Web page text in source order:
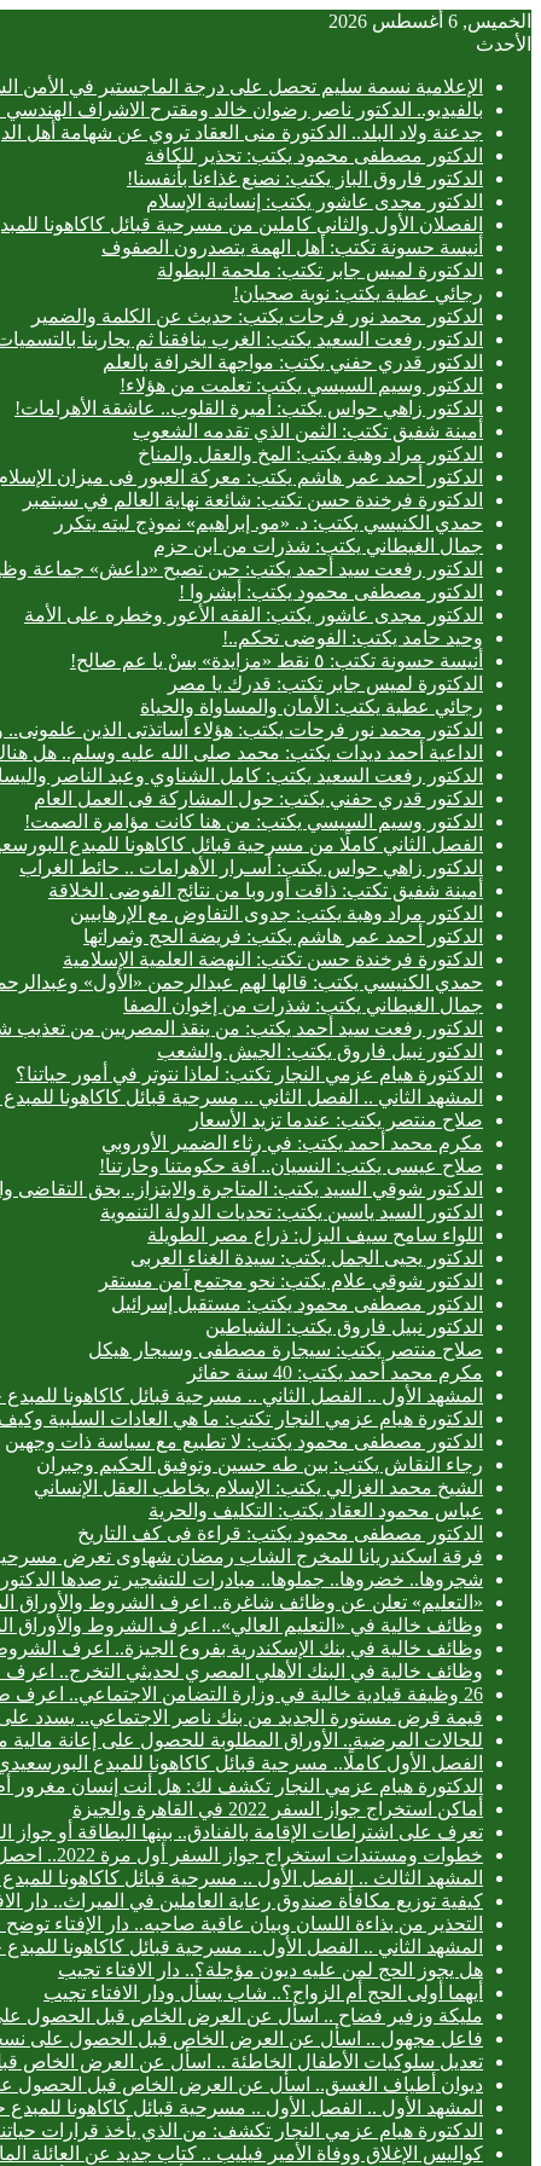
الخميس, 6 أغسطس 2026
الأحدث
الإعلامية نسمة سليم تحصل على درجة الماجستير في الأمن
بالفيديو.. ‎الدكتور ناصر رضوان خالد ومقترح الاشراف الهندسي الفعلي على المباني
جدعنة ولاد البلد.. الدكتورة منى العقاد تروي عن شهامة أهل
الدكتور مصطفى محمود يكتب: تحذير للكافة
الدكتور فاروق الباز يكتب: نصنع غذاءنا بأنفسنا!
الدكتور مجدى عاشور يكتب: إنسانية الإسلام
الفصلان الأول والثاني كاملين من مسرحية قبائل كاكاهونا
أنيسة حسونة تكتب: أهل الهمة يتصدرون الصفوف
الدكتورة لميس جابر تكتب: ملحمة البطولة
رجائي عطية يكتب: نوبة صحيان!
الدكتور محمد نور فرحات يكتب: حديث عن الكلمة والضمير
الدكتور رفعت السعيد يكتب: الغرب ينافقنا ثم يحاربنا
الدكتور قدري حفني يكتب: مواجهة الخرافة بالعلم
الدكتور وسيم السيسي يكتب: تعلمت من هؤلاء!
الدكتور زاهي حواس يكتب: أميرة القلوب.. عاشقة الأهرامات!
أمينة شفيق تكتب: الثمن الذي تقدمه الشعوب
الدكتور مراد وهبة يكتب: المخ والعقل والمناخ
الدكتور أحمد عمر هاشم يكتب: معركة العبور فى ميزان
الدكتورة فرخندة حسن تكتب: شائعة نهاية العالم في سبتمبر
حمدي الكنيسي يكتب: د. «مو. إبراهيم» نموذج ليته يتكرر
جمال الغيطاني يكتب: شذرات من ابن حزم
الدكتور رفعت سيد أحمد يكتب: حين تصبح «داعش» جماعة
الدكتور مصطفى محمود يكتب: أبشروا !
الدكتور مجدى عاشور يكتب: الفقه الأعور وخطره على الأمة
وحيد حامد يكتب: الفوضى تحكم..!
أنيسة حسونة تكتب: ٥ نقط «مزايدة» بسْ يا عم صالح!
الدكتورة لميس جابر تكتب: قدرك يا مصر
رجائي عطية يكتب: الأمان والمساواة والحياة
الدكتور محمد نور فرحات يكتب: هؤلاء أساتذتى الذين علمونى..
الداعية أحمد ديدات يكتب: محمد صلى الله عليه وسلم.. هل
الدكتور رفعت السعيد يكتب: كامل الشناوي وعبد الناصر
الدكتور قدري حفني يكتب: حول المشاركة فى العمل العام
الدكتور وسيم السيسي يكتب: من هنا كانت مؤامرة الصمت!
الفصل الثاني كاملًا من مسرحية قبائل كاكاهونا للمبدع
الدكتور زاهي حواس يكتب: أسـرار الأهرامات .. حائط الغراب
أمينة شفيق تكتب: ذاقت أوروبا من نتائج الفوضى الخلاقة
الدكتور مراد وهبة يكتب: جدوى التفاوض مع الإرهابيين
الدكتور أحمد عمر هاشم يكتب: فريضة الحج وثمراتها
الدكتورة فرخندة حسن تكتب: النهضة العلمية الإسلامية
حمدي الكنيسي يكتب: قالها لهم عبدالرحمن «الأول»
جمال الغيطاني يكتب: شذرات من إخوان الصفا
الدكتور رفعت سيد أحمد يكتب: من ينقذ المصريين من تعذيب
الدكتور نبيل فاروق يكتب: الجيش والشعب
الدكتورة هيام عزمي النجار تكتب: لماذا نتوتر في أمور حياتنا؟
المشهد الثاني .. الفصل الثاني .. مسرحية قبائل كاكاهونا
صلاح منتصر يكتب: عندما تزيد الأسعار
مكرم محمد أحمد يكتب: في رثاء الضمير الأوروبي
صلاح عيسى يكتب: النسيان.. آفة حكومتنا وحارتنا!
الدكتور شوقي السيد يكتب: المتاجرة والابتزاز.. بحق التقاضى
الدكتور السيد ياسين يكتب: تحديات الدولة التنموية
اللواء سامح سيف اليزل: ذراع مصر الطويلة
الدكتور يحيى الجمل يكتب: سيدة الغناء العربى
الدكتور شوقي علام يكتب: نحو مجتمع آمن مستقر
الدكتور مصطفى محمود يكتب: مستقبل إسرائيل
الدكتور نبيل فاروق يكتب: الشياطين
صلاح منتصر يكتب: سيجارة مصطفى وسيجار هيكل
مكرم محمد أحمد يكتب: 40 سنة حفائر
المشهد الأول .. الفصل الثاني .. مسرحية قبائل كاكاهونا
الدكتورة هيام عزمي النجار تكتب: ما هي العادات السلبية
الدكتور مصطفى محمود يكتب: لا تطبيع مع سياسة ذات وجهين
رجاء النقاش يكتب: بين طه حسين وتوفيق الحكيم وجبران
الشيخ محمد الغزالي يكتب: الإسلام يخاطب العقل الإنساني
عباس محمود العقاد يكتب: التكليف والحرية
الدكتور مصطفى محمود يكتب: قراءة فى كف التاريخ
فرقة اسكندريانا للمخرج الشاب رمضان شهاوى تعرض
شجروها.. خضروها.. جملوها.. مبادرات للتشجير ترصدها
«التعليم» تعلن عن وظائف شاغرة.. اعرف الشروط والأوراق
وظائف خالية في «التعليم العالي».. اعرف الشروط والأوراق
وظائف خالية في بنك الإسكندرية بفروع الجيزة.. اعرف
وظائف خالية في البنك الأهلي المصري لحديثي التخرج..
26 وظيفة قيادية خالية في وزارة التضامن الاجتماعي.. اعرف طريقة التقديم
قيمة قرض مستورة الجديد من بنك ناصر الاجتماعي.. يسدد على 3
للحالات المرضية.. الأوراق المطلوبة للحصول على إعانة مالية
الفصل الأول كاملًا.. مسرحية قبائل كاكاهونا للمبدع
الدكتورة هيام عزمي النجار تكشف لك: هل أنت إنسان مغرور
أماكن استخراج جواز السفر 2022 في القاهرة والجيزة
تعرف على اشتراطات الإقامة بالفنادق.. بينها البطاقة أو جواز
خطوات ومستندات استخراج جواز السفر أول مرة 2022.. احصل عليه خلال 24 ساعة
المشهد الثالث .. الفصل الأول .. مسرحية قبائل كاكاهونا
كيفية توزيع مكافأة صندوق رعاية العاملين في الميراث.. دار
التحذير من بذاءة اللسان وبيان عاقبة صاحبه.. دار الإفتاء
المشهد الثاني .. الفصل الأول .. مسرحية قبائل كاكاهونا
هل يجوز الحج لمن عليه ديون مؤجلة؟.. دار الافتاء تجيب
أيهما أولى الحج أم الزواج؟.. شاب يسأل ودار الافتاء تجيب
مليكة وزفير فضاح .. اسأل عن العرض الخاص قبل الحصول
فاعل مجهول .. اسأل عن العرض الخاص قبل الحصول على
تعديل سلوكيات الأطفال الخاطئة .. اسأل عن العرض الخاص
ديوان أطياف الغسق.. اسأل عن العرض الخاص قبل الحصول
المشهد الأول .. الفصل الأول .. مسرحية قبائل كاكاهونا
الدكتورة هيام عزمي النجار تكشف: من الذي يأخذ قرارات
كواليس الإغلاق ووفاة الأمير فيليب .. كتاب جديد عن العائلة